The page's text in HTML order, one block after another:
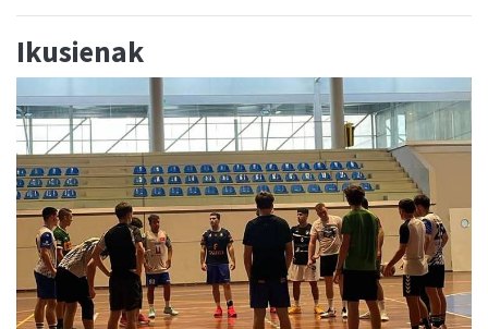
Ikusienak